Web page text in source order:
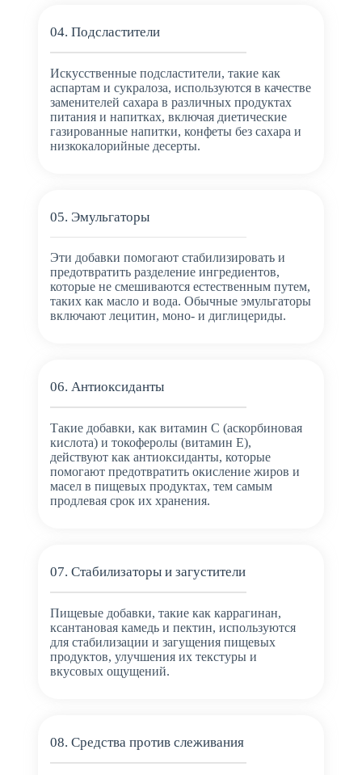
04. Подсластители
Искусственные подсластители, такие как
аспартам и сукралоза, используются в качестве
заменителей сахара в различных продуктах
питания и напитках, включая диетические
газированные напитки, конфеты без сахара и
низкокалорийные десерты.
05. Эмульгаторы
Эти добавки помогают стабилизировать и
предотвратить разделение ингредиентов,
которые не смешиваются естественным путем,
таких как масло и вода. Обычные эмульгаторы
включают лецитин, моно- и диглицериды.
06. Антиоксиданты
Такие добавки, как витамин С (аскорбиновая
кислота) и токоферолы (витамин Е),
действуют как антиоксиданты, которые
помогают предотвратить окисление жиров и
масел в пищевых продуктах, тем самым
продлевая срок их хранения.
07. Стабилизаторы и загустители
Пищевые добавки, такие как каррагинан,
ксантановая камедь и пектин, используются
для стабилизации и загущения пищевых
продуктов, улучшения их текстуры и
вкусовых ощущений.
08. Средства против слеживания